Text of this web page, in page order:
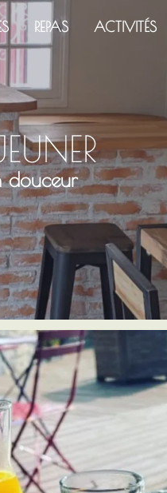
REPAS ACTIVITÉS
douceur